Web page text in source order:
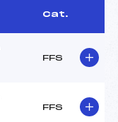
Cat.
FFS
FFS